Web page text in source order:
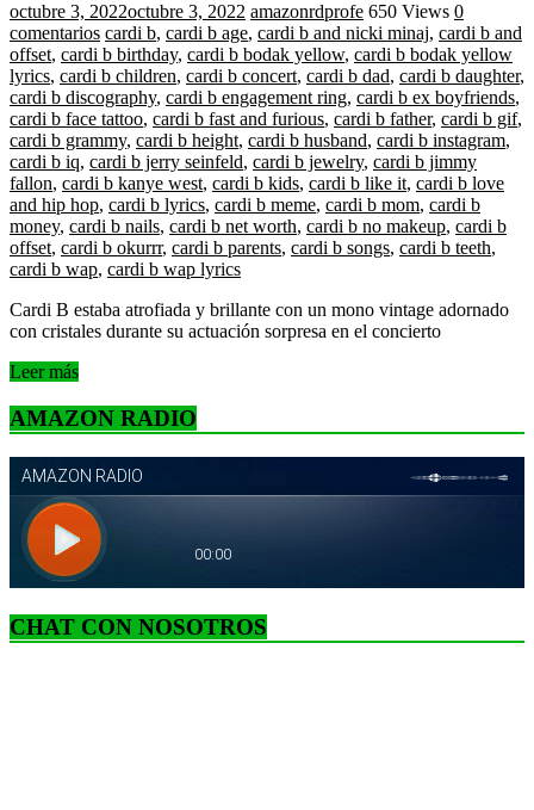
octubre 3, 2022octubre 3, 2022 amazonrdprofe 650 Views 0
comentarios cardi b, cardi b age, cardi b and nicki minaj, cardi b and
offset, cardi b birthday, cardi b bodak yellow, cardi b bodak yellow
lyrics, cardi b children, cardi b concert, cardi b dad, cardi b daughter,
cardi b discography, cardi b engagement ring, cardi b ex boyfriends,
cardi b face tattoo, cardi b fast and furious, cardi b father, cardi b gif,
cardi b grammy, cardi b height, cardi b husband, cardi b instagram,
cardi b iq, cardi b jerry seinfeld, cardi b jewelry, cardi b jimmy
fallon, cardi b kanye west, cardi b kids, cardi b like it, cardi b love
and hip hop, cardi b lyrics, cardi b meme, cardi b mom, cardi b
money, cardi b nails, cardi b net worth, cardi b no makeup, cardi b
offset, cardi b okurrr, cardi b parents, cardi b songs, cardi b teeth,
cardi b wap, cardi b wap lyrics
Cardi B estaba atrofiada y brillante con un mono vintage adornado
con cristales durante su actuación sorpresa en el concierto
Leer más
AMAZON RADIO
CHAT CON NOSOTROS